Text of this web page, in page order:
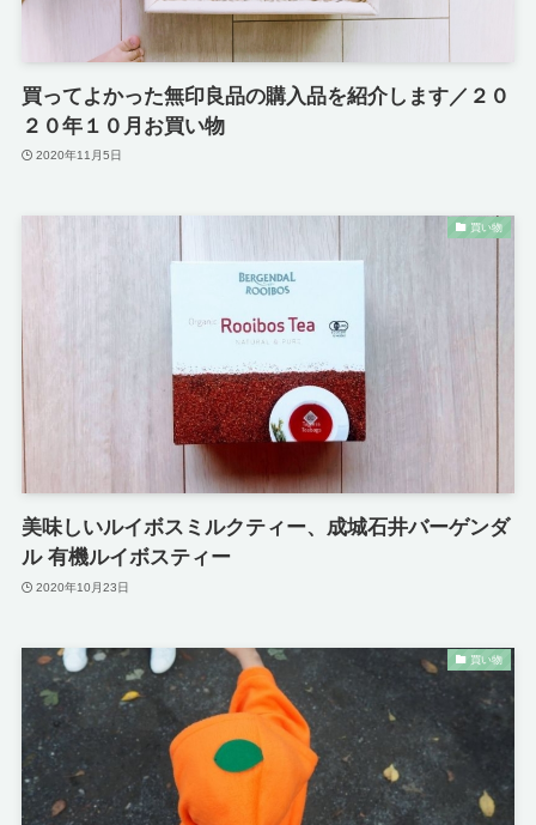
買ってよかった無印良品の購入品を紹介します／２０
２０年１０月お買い物
2020年11月5日
買い物
美味しいルイボスミルクティー、成城石井バーゲンダ
ル 有機ルイボスティー
2020年10月23日
買い物